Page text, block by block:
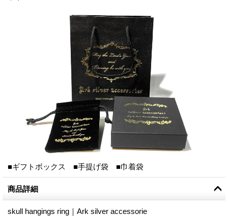
■ギフトボックス ■手提げ袋 ■巾着袋
商品詳細
skull hangings ring｜Ark silver accessorie